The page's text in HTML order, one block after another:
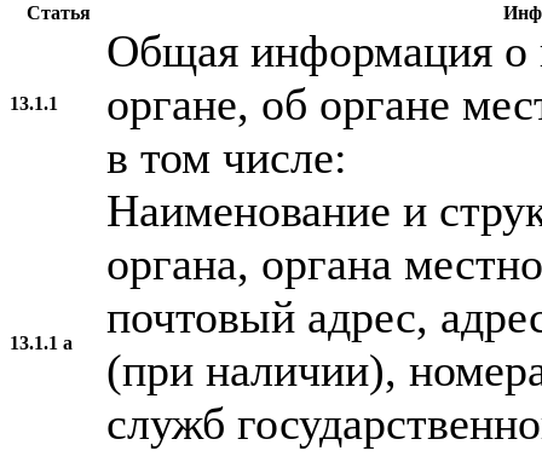
Статья
13.1.1
Общая информация о
органе, об органе
в том числе:
13.1.1 а
Наименование и
органа, органа
почтовый адрес,
(при наличии),
служб